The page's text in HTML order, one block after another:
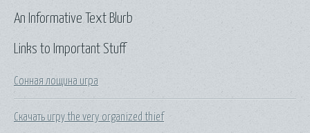
Links to Important Stuff
Сонная лощина игра
Скачать игру the very organized thief
An Informative Text Blurb